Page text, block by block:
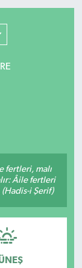
fertleri, malı
Âile fertleri
(Hadis-i Şerif)